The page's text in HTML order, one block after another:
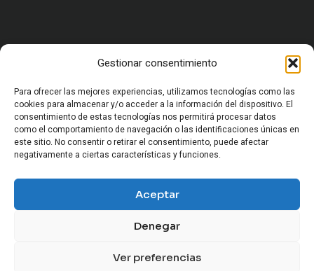
Gestionar consentimiento
Para ofrecer las mejores experiencias, utilizamos tecnologías como las
cookies para almacenar y/o acceder a la información del dispositivo. El
consentimiento de estas tecnologías nos permitirá procesar datos
como el comportamiento de navegación o las identificaciones únicas en
este sitio. No consentir o retirar el consentimiento, puede afectar
negativamente a ciertas características y funciones.
Aceptar
Denegar
Ver preferencias
CARRERA MILITAR Y FORMACIÓN
VIDA MILITAR EN ESPAÑA
EQUIPAMIENTO Y SUPERVIVENCIA
OCIO Y CULTURA MILITAR
HISTORIA MILITAR
CURIOSIDADES Y ANÉCDOTAS MILITARES
ARMAMENTO Y VEHÍCULOS MILITARES